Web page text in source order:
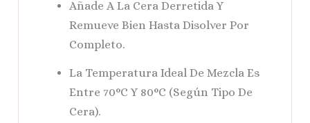
Añade A La Cera Derretida Y
Remueve Bien Hasta Disolver Por
Completo.
La Temperatura Ideal De Mezcla Es
Entre 70°C Y 80°C (según Tipo De
Cera).